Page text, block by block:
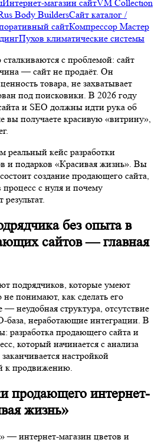
с проблемой: сайт есть,
не продаёт. Он неудобен, не
не захватывает контакты, не
В 2026 году разработка
идти рука об руку с первого
«витрину», которая не
кейс разработки интернет-
«Красивая жизнь». Вы узнаете, из
продающего сайта, как SEO
нуля и почему комплексный подход
без опыта в
сайтов — главная
которые умеют только
как сделать его продающим. В
интеграции. В Web Armada мы
сайта и SEO — это единый
с анализа бизнеса и конкурентов, а
аналитики и подготовкой к
продающего интернет-
жизнь»
— интернет-магазин цветов и
просто каталог, а продающий
продвижению и рекламе. Вот как